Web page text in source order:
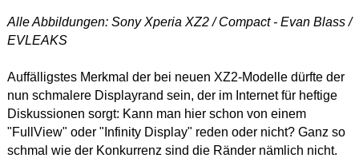
Alle Abbildungen: Sony Xperia XZ2 / Compact - Evan Blass /
EVLEAKS
Auffälligstes Merkmal der bei neuen XZ2-Modelle dürfte der
nun schmalere Displayrand sein, der im Internet für heftige
Diskussionen sorgt: Kann man hier schon von einem
"FullView" oder "Infinity Display" reden oder nicht? Ganz so
schmal wie der Konkurrenz sind die Ränder nämlich nicht.